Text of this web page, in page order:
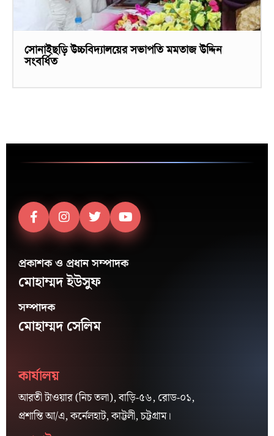
সোনাইছড়ি উচ্চবিদ্যালয়ের সভাপতি মমতাজ উদ্দিন
সংবর্ধিত
প্রকাশক ও প্রধান সম্পাদক
মোহাম্মদ ইউসুফ
সম্পাদক
মোহাম্মদ সেলিম
কার্যালয়
আরতী টাওয়ার (নিচ তলা), বাড়ি-৫৬, রোড-০১,
প্রশান্তি আ/এ, কর্নেলহাট, কাট্টলী, চট্টগ্রাম।